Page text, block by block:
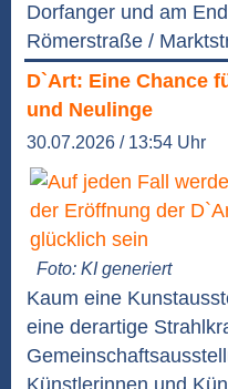
Dorfanger und am
Römerstraße /
D`Art: Eine Chance
und Neulinge
30.07.2026 / 13:54 Uhr
Foto: KI generiert
Kaum eine
eine derartige